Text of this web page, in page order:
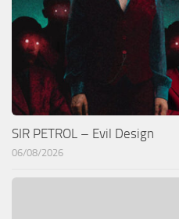
SIR PETROL – Evil Design
06/08/2026